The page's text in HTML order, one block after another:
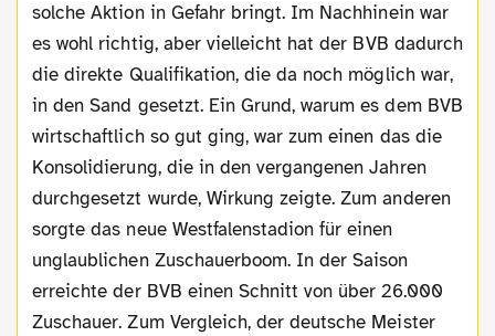
solche Aktion in Gefahr bringt. Im Nachhinein war
es wohl richtig, aber vielleicht hat der BVB dadurch
die direkte Qualifikation, die da noch möglich war,
in den Sand gesetzt. Ein Grund, warum es dem BVB
wirtschaftlich so gut ging, war zum einen das die
Konsolidierung, die in den vergangenen Jahren
durchgesetzt wurde, Wirkung zeigte. Zum anderen
sorgte das neue Westfalenstadion für einen
unglaublichen Zuschauerboom. In der Saison
erreichte der BVB einen Schnitt von über 26.000
Zuschauer. Zum Vergleich, der deutsche Meister